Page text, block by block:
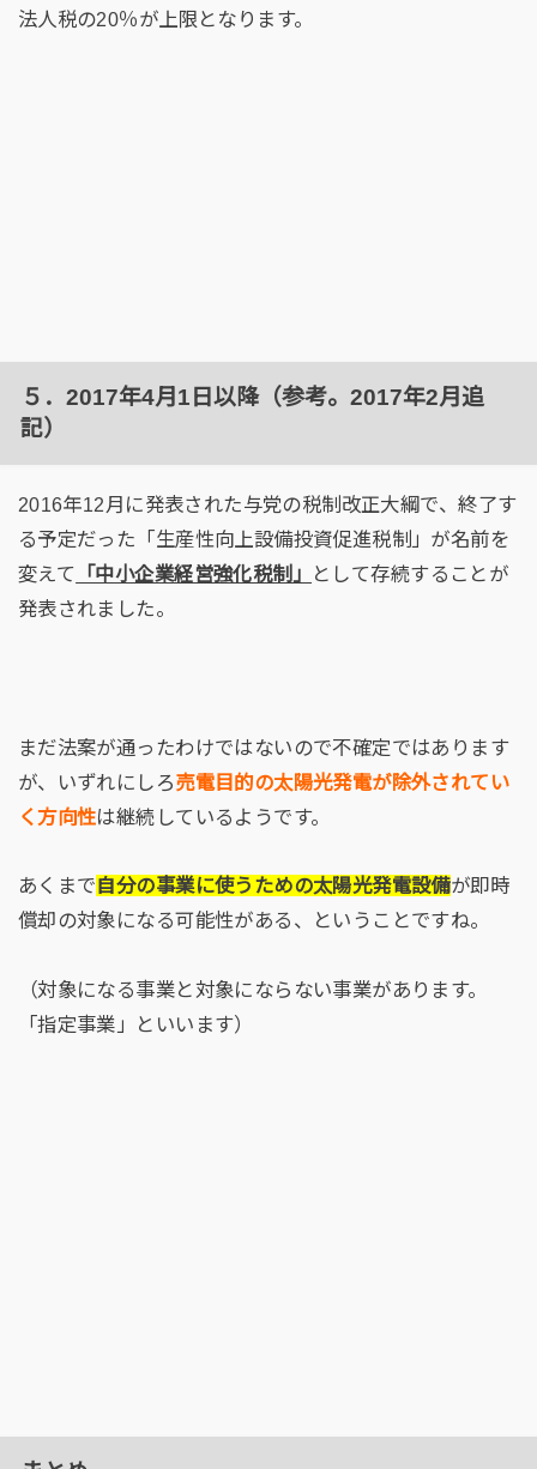
法人税の20％が上限となります。
５．2017年4月1日以降（参考。2017年2月追
記）
2016年12月に発表された与党の税制改正大綱で、終了す
る予定だった「生産性向上設備投資促進税制」が名前を
変えて 「中小企業経営強化税制」
として存続することが
発表されました。
まだ法案が通ったわけではないので不確定ではあります
が、いずれにしろ売電目的の太陽光発電が除外されてい
く方向性は継続しているようです。
あくまで 自分の事業に使うための太陽光発電設備が即時
償却の対象になる可能性がある、ということですね。
（対象になる事業と対象にならない事業があります。
「指定事業」といいます）